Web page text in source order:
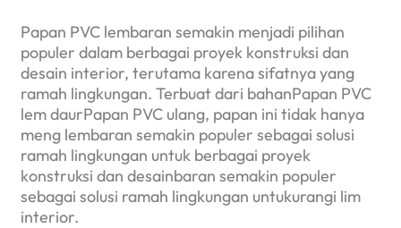
Papan PVC lembaran semakin menjadi pilihan
populer dalam berbagai proyek konstruksi dan
desain interior, terutama karena sifatnya yang
ramah lingkungan. Terbuat dari bahanPapan PVC
lem daurPapan PVC ulang, papan ini tidak hanya
meng lembaran semakin populer sebagai solusi
ramah lingkungan untuk berbagai proyek
konstruksi dan desainbaran semakin populer
sebagai solusi ramah lingkungan untukurangi lim
interior.